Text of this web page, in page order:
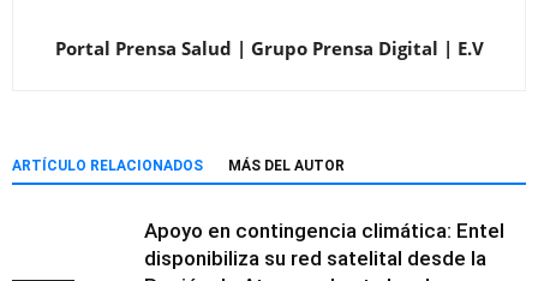
Portal Prensa Salud | Grupo Prensa Digital | E.V
ARTÍCULO RELACIONADOS MÁS DEL AUTOR
Apoyo en contingencia climática: Entel
disponibiliza su red satelital desde la